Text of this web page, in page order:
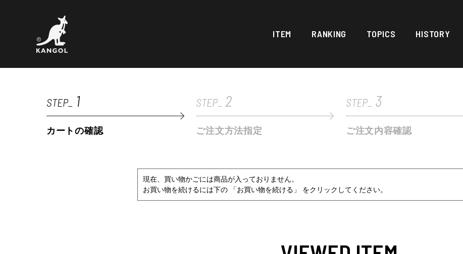
ITEM RANKING TOPICS HISTORY
STEP_ 1
カートの確認
STEP_ 2
ご注文方法指定
STEP_ 3
ご注文内容確認
現在、買い物かごには商品が入っておりません。
お買い物を続けるには下の 「お買い物を続ける」 をクリックしてください。